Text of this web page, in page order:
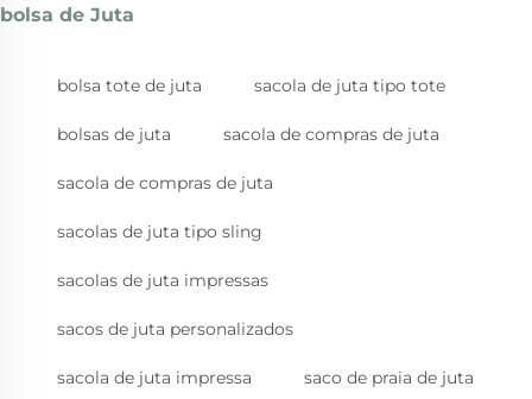
bolsa de Juta
bolsa tote de juta sacola de juta tipo tote
bolsas de juta sacola de compras de juta
sacola de compras de juta
sacolas de juta tipo sling
sacolas de juta impressas
sacos de juta personalizados
sacola de juta impressa saco de praia de juta